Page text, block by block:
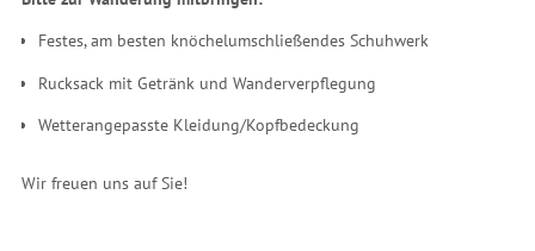
Festes, am besten knöchelumschließendes Schuhwerk
Rucksack mit Getränk und Wanderverpflegung
Wetterangepasste Kleidung/Kopfbedeckung
Wir freuen uns auf Sie!